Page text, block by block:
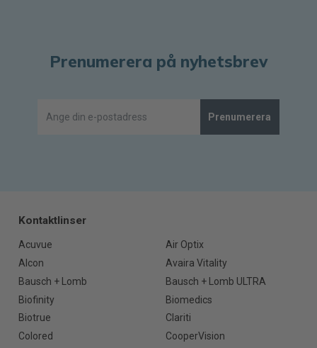
Prenumerera på nyhetsbrev
Prenumerera
Kontaktlinser
Acuvue
Air Optix
Alcon
Avaira Vitality
Bausch + Lomb
Bausch + Lomb ULTRA
Biofinity
Biomedics
Biotrue
Clariti
Colored
CooperVision